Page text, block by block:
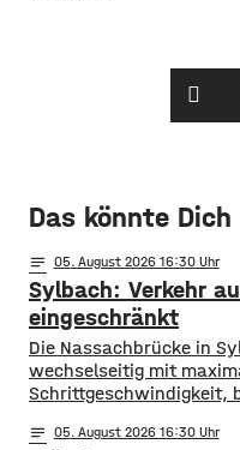
Das könnte
notes 05. August 2026 16:30
Sylbach: Verkehr
eingeschränkt
Die Nassachbrücke in
wechselseitig mit
Schrittgeschwindigkeit,
Landratsamt am
notes 05. August 2026 16:30